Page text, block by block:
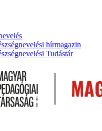
hírmagazin
Tudástár